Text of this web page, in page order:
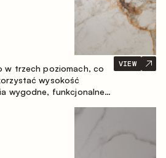
w trzech poziomach, co
wysokość
wygodne, funkcjonalne
VIEW